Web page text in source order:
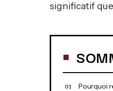
significatif
Pourquoi